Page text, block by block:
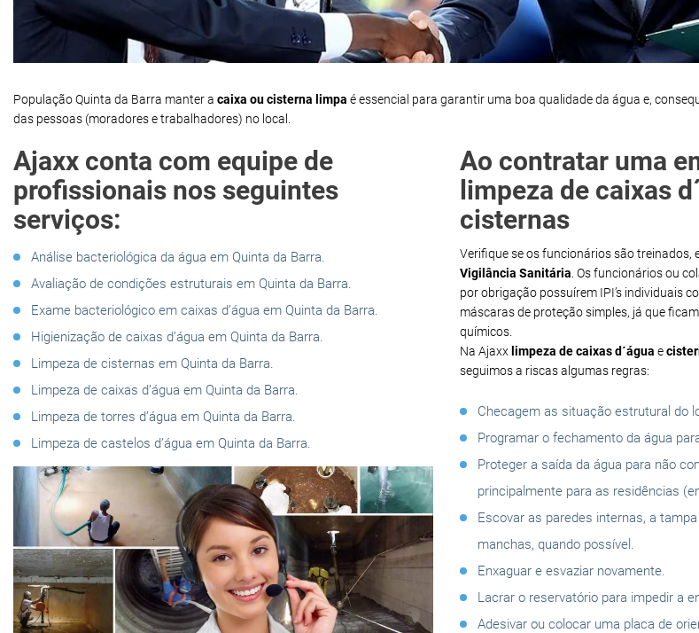
População Quinta da Barra manter a caixa ou cisterna limpa é essencial para garantir uma boa qualidade da água e,
das pessoas (moradores e trabalhadores) no local.
Ajaxx conta com equipe de
profissionais nos seguintes
serviços:
Análise bacteriológica da água em Quinta da Barra.
Avaliação de condições estruturais em Quinta da Barra.
Exame bacteriológico em caixas d’água em Quinta da Barra.
Higienização de caixas d’água em Quinta da Barra.
Limpeza de cisternas em Quinta da Barra.
Limpeza de caixas d’água em Quinta da Barra.
Limpeza de torres d’água em Quinta da Barra.
Limpeza de castelos d’água em Quinta da Barra.
Ao contratar uma
limpeza de caixas
cisternas
Verifique se os funcionários são treinados,
Vigilância Sanitária . Os funcionários ou
por obrigação possuírem IPI’s individuais
máscaras de proteção simples, já que
químicos.
Na Ajaxx limpeza de caixas d´água e
seguimos a riscas algumas regras:
Checagem as situação estrutural do
Programar o fechamento da água
Proteger a saída da água para não
principalmente para as residências
Escovar as paredes internas, a
manchas, quando possível.
Enxaguar e esvaziar novamente.
Lacrar o reservatório para impedir a
Adesivar ou colocar uma placa de